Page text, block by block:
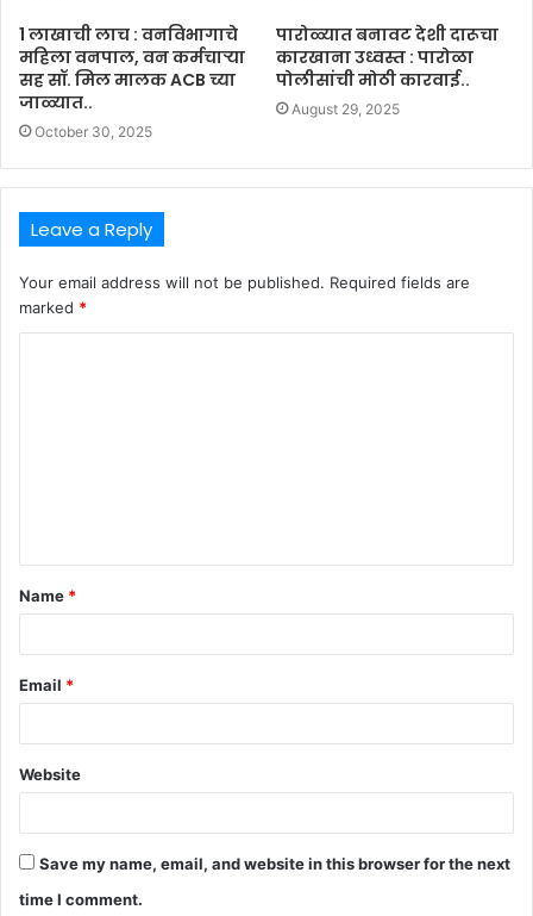
1 लाखाची लाच : वनविभागाचे
महिला वनपाल, वन कर्मचाऱ्या
सह सॉ. मिल मालक ACB च्या
जाळ्यात..
October 30, 2025
पारोळ्यात बनावट देशी दारूचा
कारखाना उध्वस्त : पारोळा
पोलीसांची मोठी कारवाई..
August 29, 2025
Leave a Reply
Your email address will not be published. Required fields are
marked *
Name *
Email *
Website
Save my name, email, and website in this browser for the next
time I comment.